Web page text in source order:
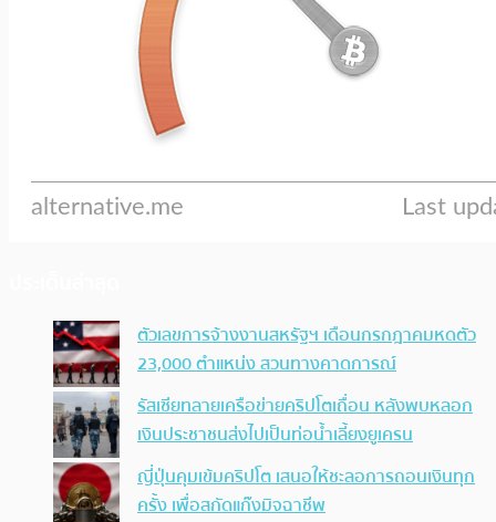
ตัวเลขการจ้างงานสหรัฐฯ เดือนกรกฎาคมหดตัว
23,000 ตำแหน่ง สวนทางคาดการณ์
รัสเซียทลายเครือข่ายคริปโตเถื่อน หลังพบหลอก
เงินประชาชนส่งไปเป็นท่อน้ำเลี้ยงยูเครน
ญี่ปุ่นคุมเข้มคริปโต เสนอให้ชะลอการถอนเงินทุก
ครั้ง เพื่อสกัดแก๊งมิจฉาชีพ